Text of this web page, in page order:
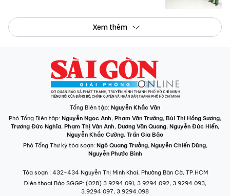
Xem thêm
Tổng Biên tập: Nguyễn Khắc Văn
Phó Tổng Biên tập: Nguyễn Ngọc Anh, Phạm Văn Trường, Bùi Thị Hồng Sương,
Trương Đức Nghĩa, Phạm Thị Vân Anh, Dương Văn Quang, Nguyễn Đức Hiển,
Nguyễn Khắc Cường, Trần Gia Bảo
Phó Tổng Thư ký tòa soạn: Ngô Quang Trưởng, Nguyễn Chiến Dũng,
Nguyễn Phước Bình
Tòa soạn : 432-434 Nguyễn Thị Minh Khai, Phường Bàn Cờ, TP.HCM
Điện thoại Báo SGGP: (028) 3.9294.091, 3.9294.092, 3.9294.093,
3.9294.097, 3.9294.098